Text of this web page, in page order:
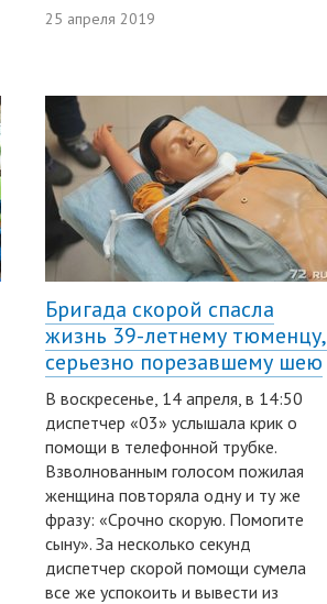
25 апреля 2019
Бригада скорой спасла
жизнь 39-летнему тюменцу,
серьезно порезавшему шею
В воскресенье, 14 апреля, в 14:50
диспетчер «03» услышала крик о
помощи в телефонной трубке.
Взволнованным голосом пожилая
женщина повторяла одну и ту же
фразу: «Срочно скорую. Помогите
сыну». За несколько секунд
диспетчер скорой помощи сумела
все же успокоить и вывести из